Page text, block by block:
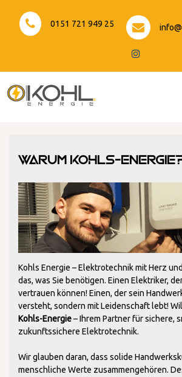
content
0151 721 949 25
Warum Kohls-
Kohls Energie – Elektrotechnik mit Herz
das, was Sie benötigen. Einen Elektriker,
vertrauen können! Einen, der sein
versteht, sondern mit Leidenschaft lebt!
Kohls-Energie– Ihrem Partner für sichere,
zukunftssichere Elektrotechnik.
Wir glauben daran, dass solide
menschliche Werte zusammengehören.